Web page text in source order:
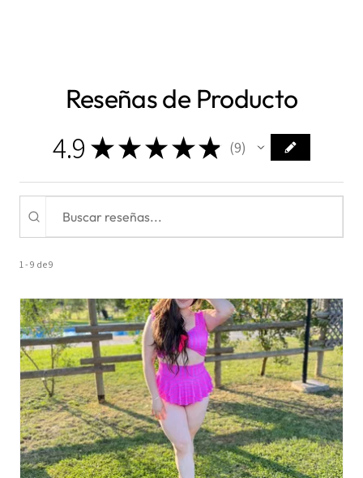
Reseñas de Producto
4.9 ★ ★ ★★★ 9
9
1 - 9 de 9